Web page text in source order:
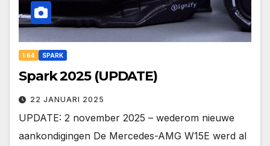
1:64 SPARK
Spark 2025 (UPDATE)
22 JANUARI 2025
UPDATE: 2 november 2025 – wederom nieuwe
aankondigingen De Mercedes-AMG W15E werd al